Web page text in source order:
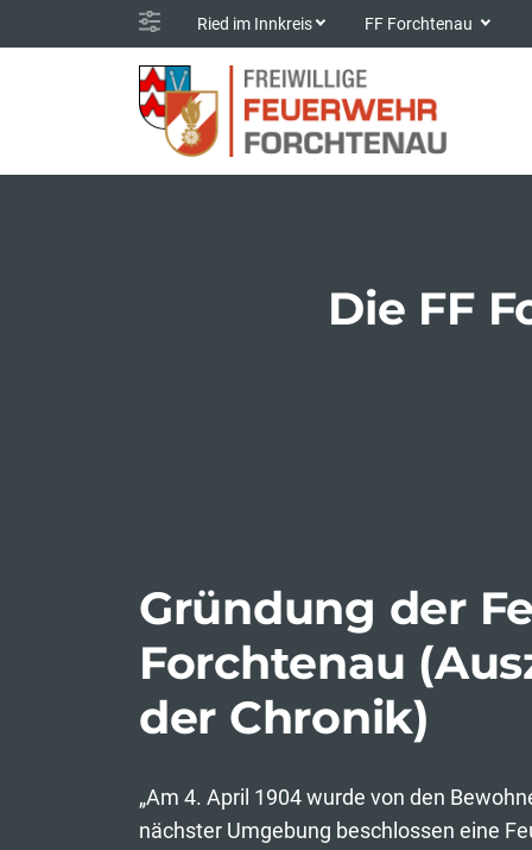
Ried im Innkreis FF Forchtenau
Die FF
Gründung der
Forchtenau
der Chronik)
„Am 4. April 1904 wurde von den
nächster Umgebung beschlossen eine